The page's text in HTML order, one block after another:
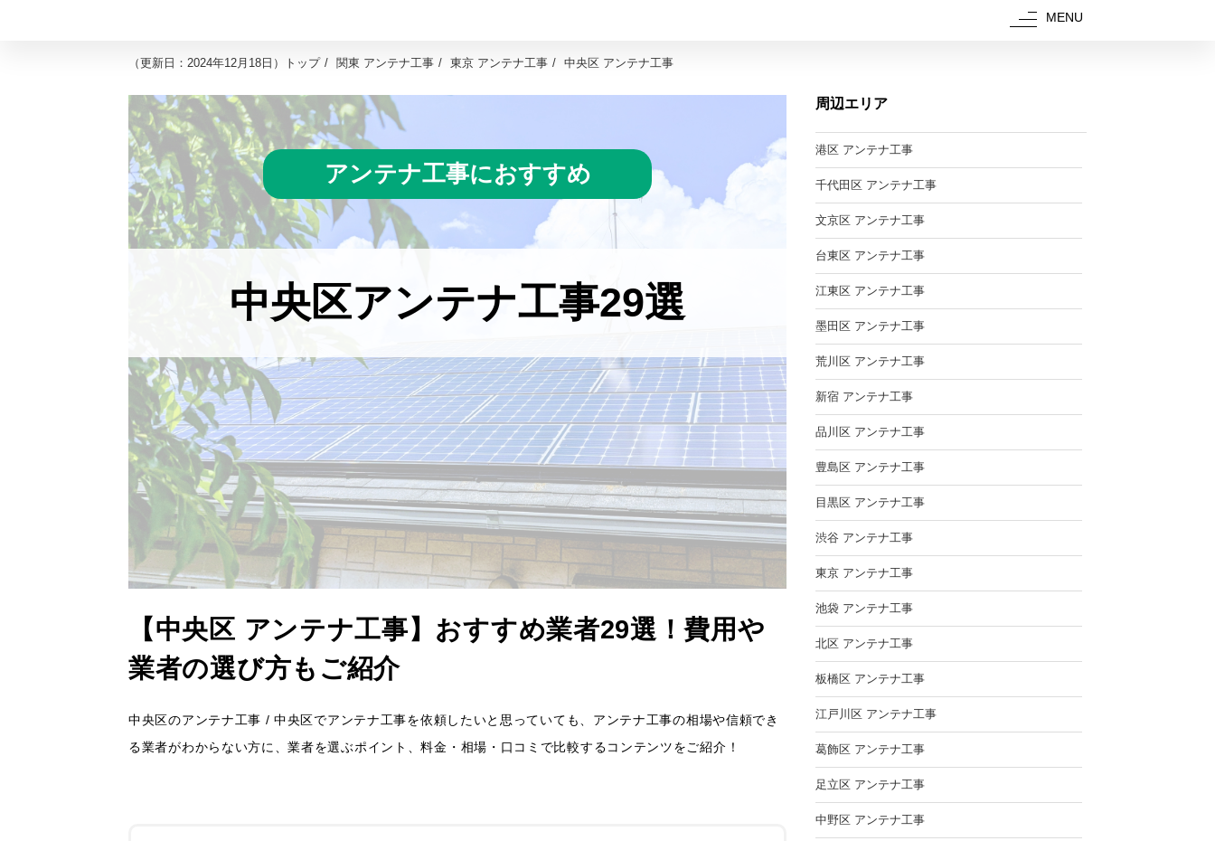
MENU
（更新日：2024年12月18日 ） トップ 関東 アンテナ工事 東京 アンテナ工事 中央区 アンテナ工事
アンテナ工事におすすめ
中央区アンテナ工事29選
【中央区 アンテナ工事】おすすめ業者29選！費用や
業者の選び方もご紹介
中央区のアンテナ工事 / 中央区でアンテナ工事を依頼したいと思っていても、アンテナ工事の相場や信頼でき
る業者がわからない方に、業者を選ぶポイント、料金・相場・口コミで比較するコンテンツをご紹介！
周辺エリア
港区 アンテナ工事
千代田区 アンテナ工事
文京区 アンテナ工事
台東区 アンテナ工事
江東区 アンテナ工事
墨田区 アンテナ工事
荒川区 アンテナ工事
新宿 アンテナ工事
品川区 アンテナ工事
豊島区 アンテナ工事
目黒区 アンテナ工事
渋谷 アンテナ工事
東京 アンテナ工事
池袋 アンテナ工事
北区 アンテナ工事
板橋区 アンテナ工事
江戸川区 アンテナ工事
葛飾区 アンテナ工事
足立区 アンテナ工事
中野区 アンテナ工事